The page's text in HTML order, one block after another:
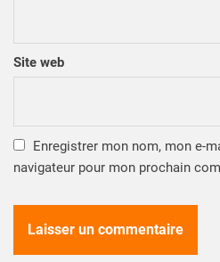
Site web
Enregistrer mon nom, mon e-
navigateur pour mon prochain